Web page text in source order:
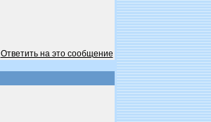
Ответить на это сообщение